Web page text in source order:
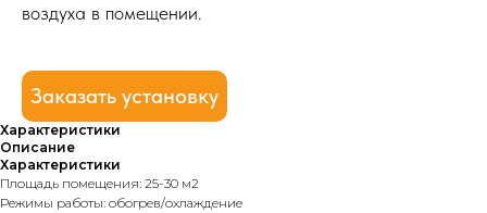
воздуха в помещении.
Заказать установку
Характеристики
Описание
Характеристики
Площадь помещения: 25-30 м2
Режимы работы: обогрев/охлаждение